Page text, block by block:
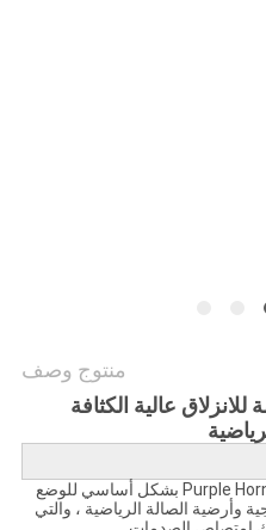
منتوج وصف
عالية الكثافة
تُستخدم حصيرة الأرضيات المطاطية Purple Horn بشكل أساسي للوضع
وأرضية الصالة الرياضية ، والتي